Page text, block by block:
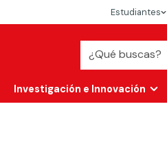
Estudiantes
Investigación e Innovación